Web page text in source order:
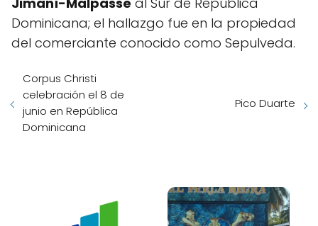
Dominicana; el hallazgo fue en la propiedad
del comerciante conocido como Sepulveda.
Corpus Christi
celebración el 8 de
junio en República
Dominicana
Pico Duarte